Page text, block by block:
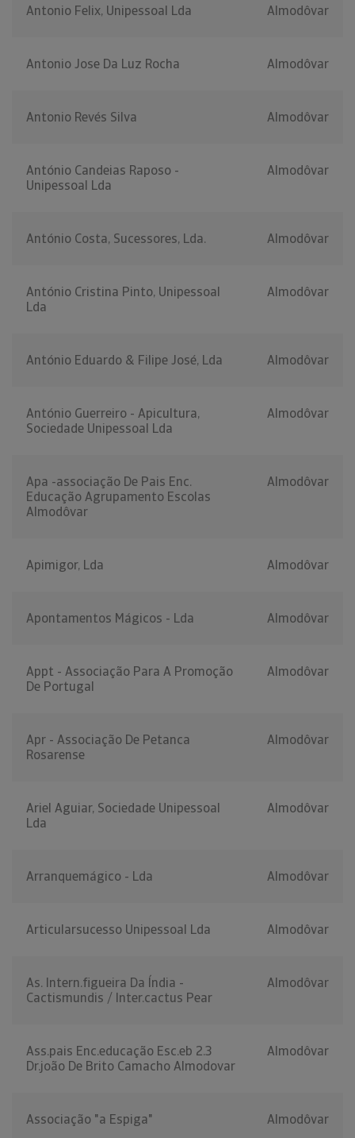
Antonio Felix, Unipessoal Lda Almodôvar
Antonio Jose Da Luz Rocha Almodôvar
Antonio Revés Silva Almodôvar
António Candeias Raposo -
Unipessoal Lda
Almodôvar
António Costa, Sucessores, Lda. Almodôvar
António Cristina Pinto, Unipessoal
Lda
Almodôvar
António Eduardo & Filipe José, Lda Almodôvar
António Guerreiro - Apicultura,
Sociedade Unipessoal Lda
Almodôvar
Apa -associação De Pais Enc.
Educação Agrupamento Escolas
Almodôvar
Almodôvar
Apimigor, Lda Almodôvar
Apontamentos Mágicos - Lda Almodôvar
Appt - Associação Para A Promoção
De Portugal
Almodôvar
Apr - Associação De Petanca
Rosarense
Almodôvar
Ariel Aguiar, Sociedade Unipessoal
Lda
Almodôvar
Arranquemágico - Lda Almodôvar
Articularsucesso Unipessoal Lda Almodôvar
As. Intern.figueira Da Índia -
Cactismundis / Inter.cactus Pear
Almodôvar
Ass.pais Enc.educação Esc.eb 2.3
Dr.joão De Brito Camacho Almodovar
Almodôvar
Associação "a Espiga" Almodôvar